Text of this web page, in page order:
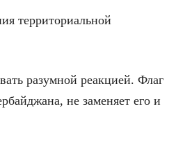
территориальной
разумной реакцией. Флаг
не заменяет его и